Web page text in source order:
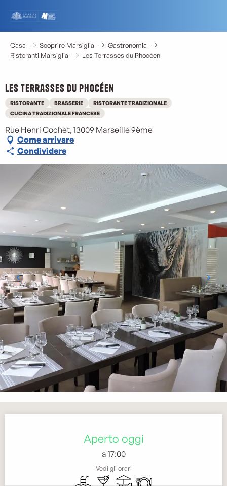
contenu
principal
Casa Scoprire Marsiglia
Gastronomia
Ristoranti Marsiglia
Les Terrasses du Phocéen
Les Terrasses du Phocéen
RISTORANTE BRASSERIE
RISTORANTE TRADIZIONALE
CUCINA TRADIZIONALE FRANCESE
Rue Henri Cochet, 13009 Marseille 9ème
Come arrivare
Condividere
Aperto oggi
a 17:00
Vedi gli orari
PiscinaBar / Bar di ristoro
TerrazzaRistorante